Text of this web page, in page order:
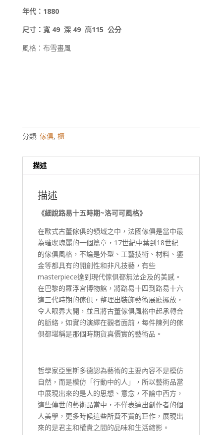
年代： 1880
尺寸：寬 49 深 49 高115 公分
風格：布雪畫風
分類: 傢俱, 櫃
描述
描述
《細說路易十五時期~洛可可風格》
在歐式古董傢俱的領域之中，法國傢俱是當中最
為璀璨瑰麗的一個篇章，17世紀中葉到18世紀
的傢俱風格，不論是外型、工藝技術、材料、鎏
金等都具有的開創性和非凡技藝，有些
masterpiece達到現代傢俱都無法企及的美感。
在巴黎的羅浮宮博物館，將路易十四到路易十六
這三代時期的傢俱，整理出裝飾藝術展廳擺放，
令人眼界大開，並且將古董傢俱風格中起承轉合
的脈絡，如實的演繹在觀者面前，每件陳列的傢
俱都堪稱是那個時期貨真價實的藝術品。
哲學家亞里斯多德認為藝術的主要內容不是模仿
自然，而是模仿「行動中的人」，所以藝術品當
中展現出來的是人的思想、意念，不論中西方，
這些傳世的藝術品當中，不僅表達出創作者的個
人美學，更多時候這些所費不貲的巨作，展現出
來的是君主和權貴之間的品味和生活縮影。